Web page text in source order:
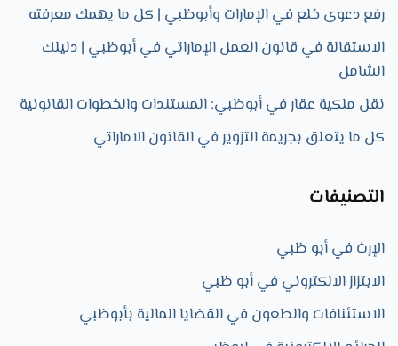
رفع دعوى خلع في الإمارات وأبوظبي | كل ما يهمك معرفته
الاستقالة في قانون العمل الإماراتي في أبوظبي | دليلك
الشامل
نقل ملكية عقار في أبوظبي: المستندات والخطوات القانونية
كل ما يتعلق بجريمة التزوير في القانون الاماراتي
التصنيفات
الإرث في أبو ظبي
الابتزاز الالكتروني في أبو ظبي
الاستئنافات والطعون في القضايا المالية بأبوظبي